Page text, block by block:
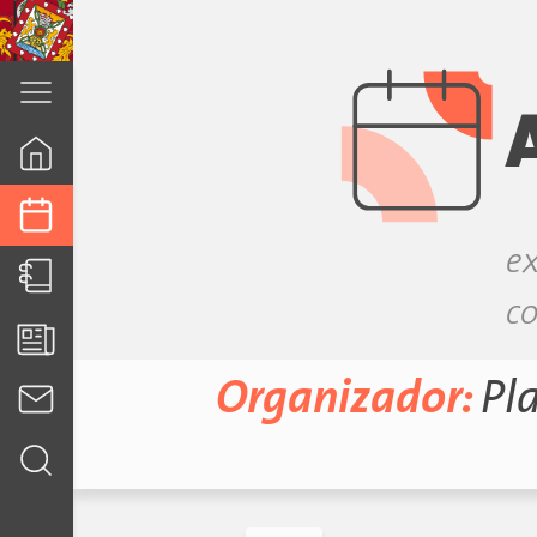
Organizador: